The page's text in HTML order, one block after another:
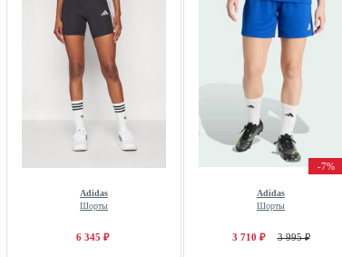
Adidas
Шорты
6 345 ₽
-7%
Adidas
Шорты
3 710 ₽ 3 995 ₽